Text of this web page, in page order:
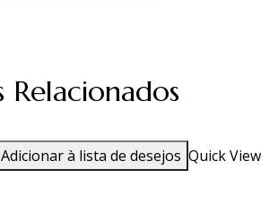
Relacionados
Adicionar à lista de desejos Quick View